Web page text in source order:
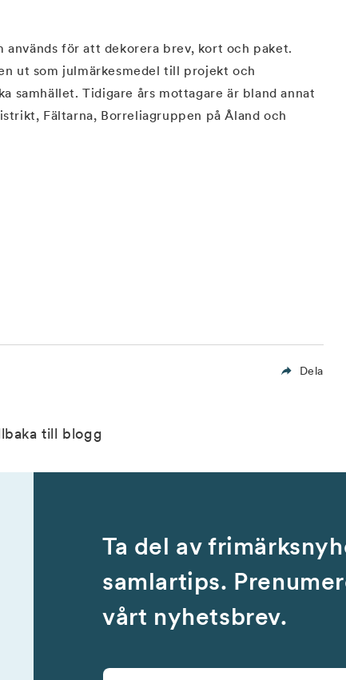
för att dekorera brev, kort och paket.
ut som julmärkesmedel till projekt och
samhället. Tidigare års mottagare är bland annat
Fältarna, Borreliagruppen på Åland och
Dela
till blogg
Ta del av
samlartips.
vårt nyhetsbrev.